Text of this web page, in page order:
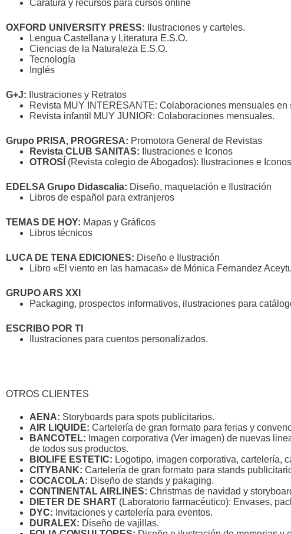
Carátura y recursos para cursos online
OXFORD UNIVERSITY PRESS: Ilustraciones y carteles.
Lengua Castellana y Literatura E.S.O.
Ciencias de la Naturaleza E.S.O.
Tecnología
Inglés
G+J: Ilustraciones y Retratos
Revista MUY INTERESANTE: Colaboraciones mensuales
Revista infantil MUY JUNIOR: Colaboraciones mensuales.
Grupo PRISA, PROGRESA: Promotora General de Revistas
Revista CLUB SANITAS: Ilustraciones e Iconos
OTROSÍ (Revista colegio de Abogados): Ilustraciones e Iconos
EDELSA Grupo Didascalia: Diseño, maquetación e Ilustración
Libros de español para extranjeros
TEMAS DE HOY: Mapas y Gráficos
Libros técnicos
LUCA DE TENA EDICIONES: Diseño e Ilustración
Libro «El viento en las hamacas» de Mónica Fernandez
GRUPO ARS XXI
Packaging, prospectos informativos, ilustraciones para
ESCRIBO POR TI
Ilustraciones para cuentos personalizados.
OTROS CLIENTES
AENA: Storyboards para spots publicitarios.
AIR LIQUIDE: Cartelería de gran formato para ferias y
BANCOTEL: Imagen corporativa (Ver imagen) de nuevas
de todos sus productos.
BIOLIFE ESTETIC: Logotipo, imagen corporativa, cartelería,
CITYBANK: Cartelería de gran formato para stands
COCACOLA: Diseño de stands y pakaging.
CONTINENTAL AIRLINES: Christmas de navidad y
DIETER DE SHART (Laboratorio farmacéutico): Envases,
DYC: Invitaciones y cartelería para eventos.
DURALEX: Diseño de vajillas.